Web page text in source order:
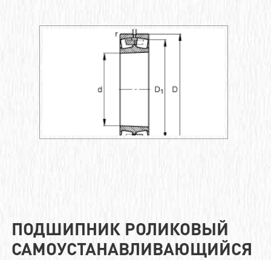
ПОДШИПНИК РОЛИКОВЫЙ
САМОУСТАНАВЛИВАЮЩИЙСЯ